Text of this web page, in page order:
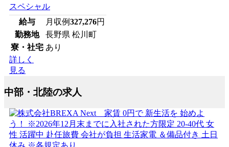
スペシャル
給与
月収例327,276円
勤務地
長野県 松川町
寮・社宅 あり
詳しく
見る
中部・北陸の求人